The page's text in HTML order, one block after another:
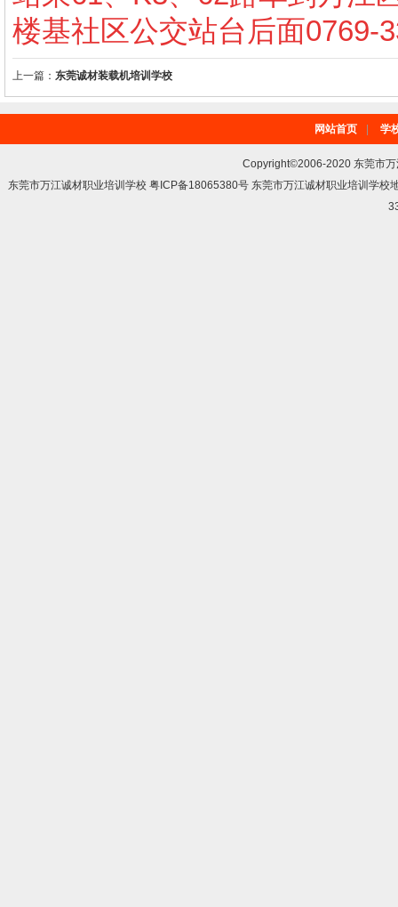
楼基社区公交站台后面0769-
上一篇： 东莞诚材装载机培训学校
网站首页 学
Copyright©2006-2020 东莞市
东莞市万江诚材职业培训学校 粤ICP备18065380号 东莞市万江诚材职业培训学